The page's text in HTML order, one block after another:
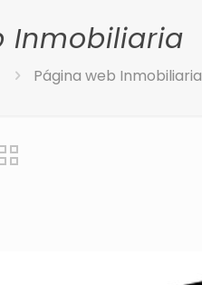
Inmobiliaria
Página web Inmobiliaria